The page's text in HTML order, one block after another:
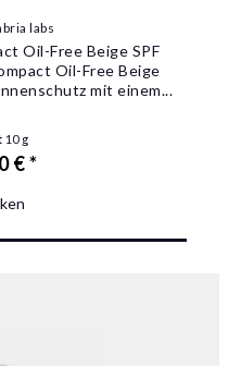
labs
Oil-Free Beige SPF
Oil-Free Beige
mit einem...
10 g
€ *